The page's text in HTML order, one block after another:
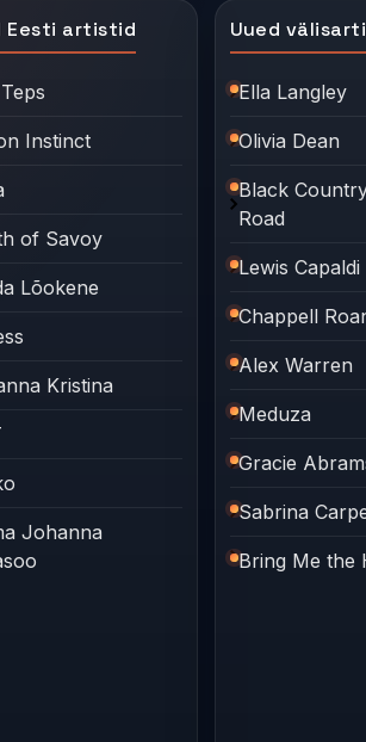
Eesti artistid
Instinct
of Savoy
Lõokene
Kristina
Johanna
Uued
Ella Langley
Olivia Dean
Black
Road
Lewis Capaldi
Chappell
Alex Warren
Meduza
Gracie
Sabrina
Bring Me the